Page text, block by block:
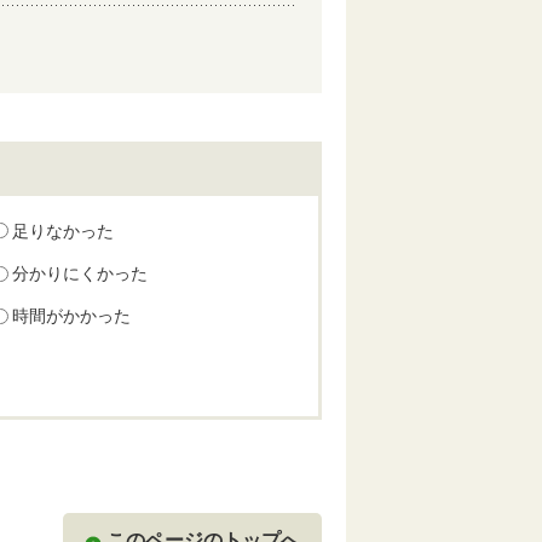
足りなかった
分かりにくかった
時間がかかった